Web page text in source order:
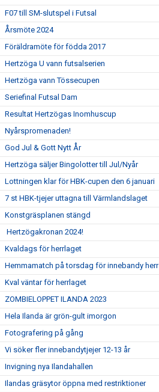
F07 till SM-slutspel i Futsal
Årsmöte 2024
Föräldramöte för födda 2017
Hertzöga U vann futsalserien
Hertzöga vann Tössecupen
Seriefinal Futsal Dam
Resultat Hertzögas Inomhuscup
Nyårspromenaden!
God Jul & Gott Nytt År
Hertzöga säljer Bingolotter till Jul/Nyår
Lottningen klar för HBK-cupen den 6 januari
7 st HBK-tjejer uttagna till Värmlandslaget
Konstgräsplanen stängd
Hertzögakronan 2024!
Kvaldags för herrlaget
Hemmamatch på torsdag för innebandy herr
Kval väntar för herrlaget
ZOMBIELOPPET ILANDA 2023
Hela Ilanda är grön-gult imorgon
Fotografering på gång
Vi söker fler innebandytjejer 12-13 år
Invigning nya Ilandahallen
Ilandas gräsytor öppna med restriktioner